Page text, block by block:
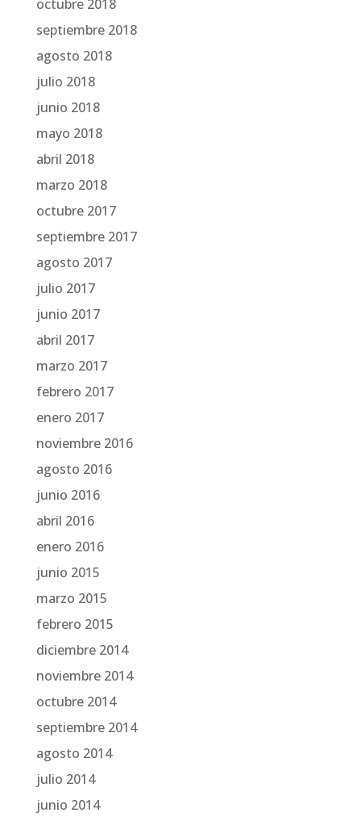
octubre 2018
septiembre 2018
agosto 2018
julio 2018
junio 2018
mayo 2018
abril 2018
marzo 2018
octubre 2017
septiembre 2017
agosto 2017
julio 2017
junio 2017
abril 2017
marzo 2017
febrero 2017
enero 2017
noviembre 2016
agosto 2016
junio 2016
abril 2016
enero 2016
junio 2015
marzo 2015
febrero 2015
diciembre 2014
noviembre 2014
octubre 2014
septiembre 2014
agosto 2014
julio 2014
junio 2014